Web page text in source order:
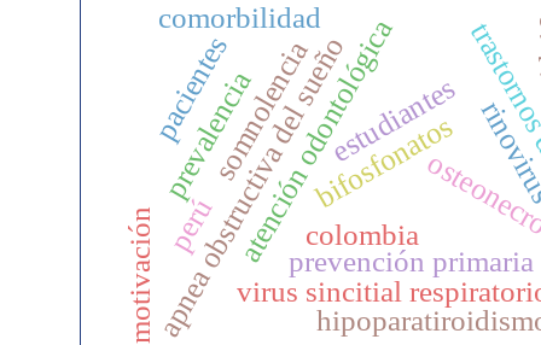
bifosfonatos
atención odontológica
prevención primaria
apnea obstructiva del sueño
somnolenciaestudiantes
prevalencia
virus sincitial
comorbilidad
colombia
pacientes
perú
motivación